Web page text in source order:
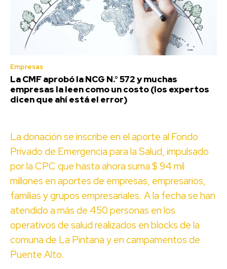
Empresas
La CMF aprobó la NCG N.° 572 y muchas
empresas la leen como un costo (los expertos
dicen que ahí está el error)
La donación se inscribe en el aporte al Fondo
Privado de Emergencia para la Salud, impulsado
por la CPC que hasta ahora suma $ 94 mil
millones en aportes de empresas, empresarios,
familias y grupos empresariales. A la fecha se han
atendido a más de 450 personas en los
operativos de salud realizados en blocks de la
comuna de La Pintana y en campamentos de
Puente Alto.